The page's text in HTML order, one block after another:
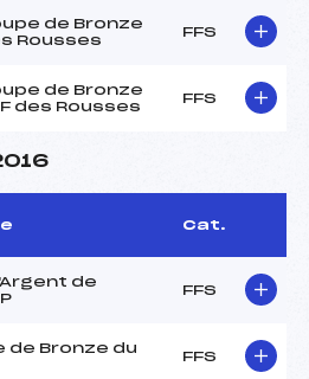
de Bronze
Rousses
FFS
de Bronze
des Rousses
FFS
Cat.
de
FFS
de Bronze du
FFS